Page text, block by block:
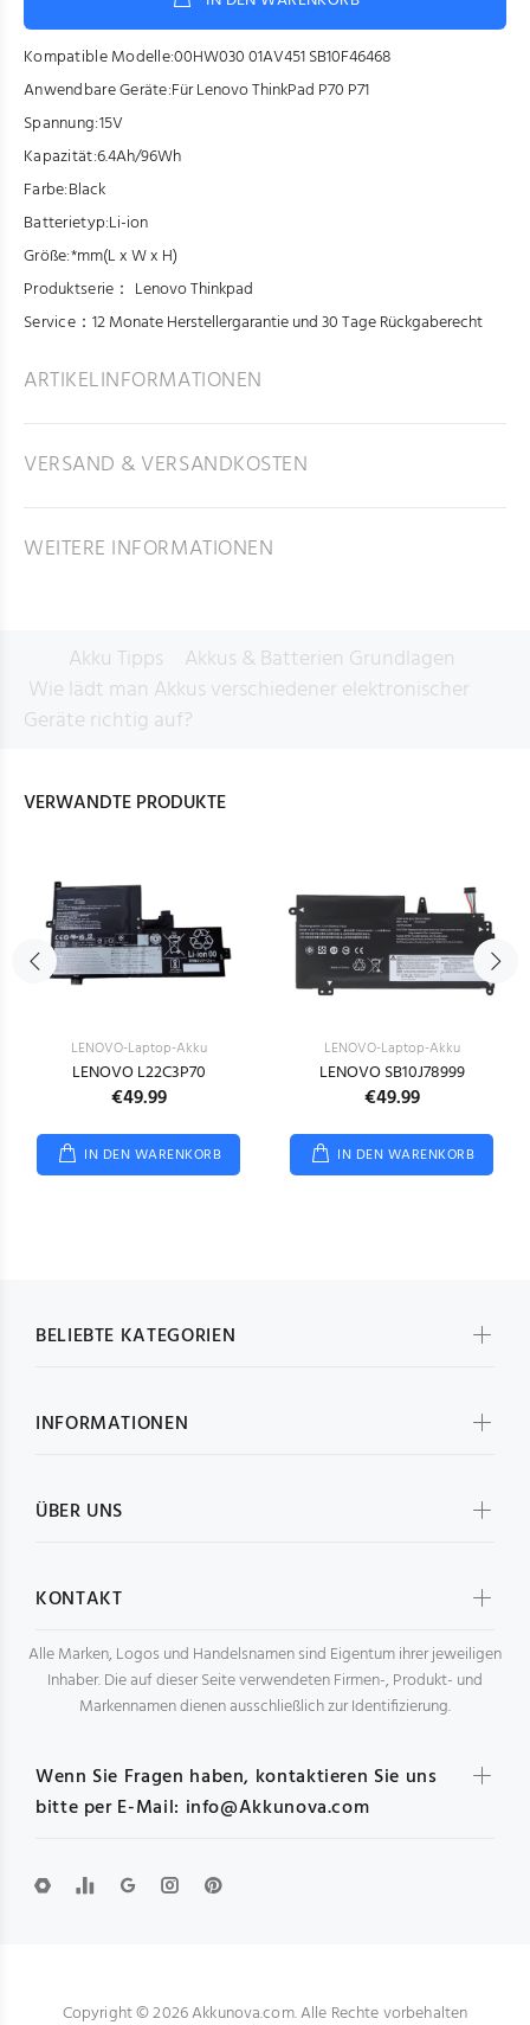
Kompatible Modelle:00HW030 01AV451 SB10F46468
Anwendbare Geräte:Für Lenovo ThinkPad P70 P71
Spannung:15V
Kapazität:6.4Ah/96Wh
Farbe:Black
Batterietyp:Li-ion
Größe:*mm(L x W x H)
Produktserie： Lenovo Thinkpad
Service：12 Monate Herstellergarantie und 30 Tage Rückgaberecht
ARTIKELINFORMATIONEN
VERSAND & VERSANDKOSTEN
WEITERE INFORMATIONEN
Akku Tipps
Akkus & Batterien Grundlagen
Wie lädt man Akkus verschiedener elektronischer
Geräte richtig auf?
VERWANDTE PRODUKTE
LENOVO-Laptop-Akku
LENOVO L22C3P70
€49.99
IN DEN WARENKORB
LENOVO-Laptop-Akku
LENOVO SB10J78999
€49.99
IN DEN WARENKORB
Wenn Sie Fragen haben, kontaktieren Sie uns
bitte per E-Mail: info@Akkunova.com
BELIEBTE KATEGORIEN
INFORMATIONEN
ÜBER UNS
KONTAKT
Alle Marken, Logos und Handelsnamen sind Eigentum ihrer jeweiligen
Inhaber. Die auf dieser Seite verwendeten Firmen-, Produkt- und
Markennamen dienen ausschließlich zur Identifizierung.
Copyright © 2026 Akkunova.com. Alle Rechte vorbehalten